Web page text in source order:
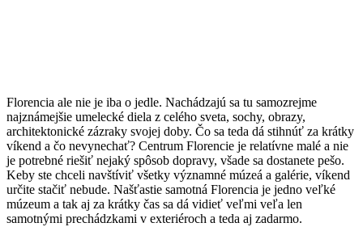
Florencia ale nie je iba o jedle. Nachádzajú sa tu samozrejme
najznámejšie umelecké diela z celého sveta, sochy, obrazy,
architektonické zázraky svojej doby. Čo sa teda dá stihnúť za krátky
víkend a čo nevynechať? Centrum Florencie je relatívne malé a nie
je potrebné riešiť nejaký spôsob dopravy, všade sa dostanete pešo.
Keby ste chceli navštíviť všetky významné múzeá a galérie, víkend
určite stačiť nebude. Našťastie samotná Florencia je jedno veľké
múzeum a tak aj za krátky čas sa dá vidieť veľmi veľa len
samotnými prechádzkami v exteriéroch a teda aj zadarmo.